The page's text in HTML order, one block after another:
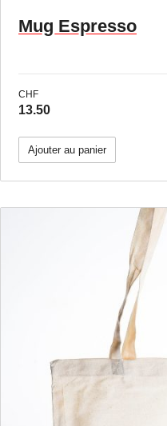
Mug Espresso
CHF
13.50
Ajouter au panier